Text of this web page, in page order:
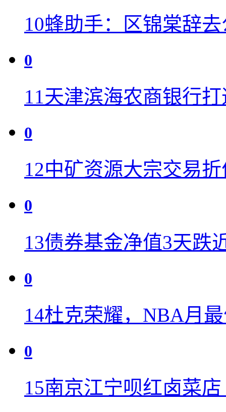
10蜂助手：区锦棠辞
0
11天津滨海农商银行
0
12中矿资源大宗交易
0
13债券基金净值3天跌
0
14杜克荣耀，NBA月
0
15南京江宁呗红卤菜